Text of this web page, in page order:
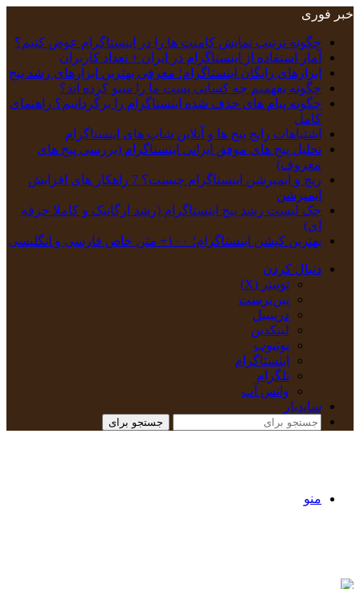
خبر فوری
چگونه ترتیب نمایش کامنت‌ ها را در اینستاگرام عوض کنیم؟
آمار استفاده از اینستاگرام در ایران + تعداد کاربران
ابزارهای رایگان اینستاگرام؛ معرفی بهترین ابزارهای رشد پیج
چگونه بفهمیم چه کسانی پست ما را سیو کرده اند؟
چگونه پیام‌ های حذف‌ شده اینستاگرام را برگردانیم؟ راهنمای
کامل
اشتباهات رایج پیج ها و آنلاین شاپ های اینستاگرام
تحلیل پیج‌ های موفق ایرانی اینستاگرام (بررسی پیج های
معروف)
ریچ و ایمپرشن اینستاگرام چیست؟ 7 راهکار های افزایش
ایمپرشن
چک‌ لیست رشد پیج اینستاگرام (رشد ارگانیک و کاملا حرفه
ای)
بهترین کپشن‌ اینستاگرام؛ ۱۰۰+ متن خاص فارسی و انگلیسی
دنبال کردن
توییتر (X)
‫پین‌ترست
دریبببل
لینکدین
یوتیوب
اینستاگرام
تلگرام
واتس آپ
سایدبار
جستجو برای
منو